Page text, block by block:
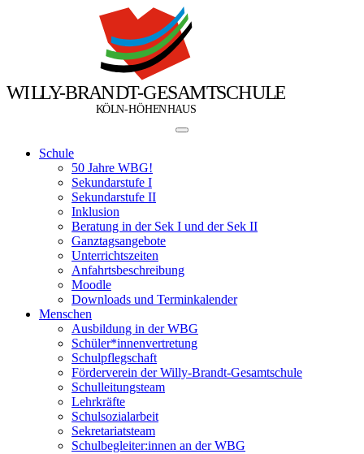
WILLY-BRANDT-GESAMTSCHULE
KÖLN-HÖHENHAUS
Schule
50 Jahre WBG!
Sekundarstufe I
Sekundarstufe II
Inklusion
Beratung in der Sek I und der Sek II
Ganztagsangebote
Unterrichtszeiten
Anfahrtsbeschreibung
Moodle
Downloads und Terminkalender
Menschen
Ausbildung in der WBG
Schüler*innenvertretung
Schulpflegschaft
Förderverein der Willy-Brandt-Gesamtschule
Schulleitungsteam
Lehrkräfte
Schulsozialarbeit
Sekretariatsteam
Schulbegleiter:innen an der WBG